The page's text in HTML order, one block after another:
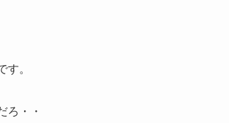
す。
ろ・・